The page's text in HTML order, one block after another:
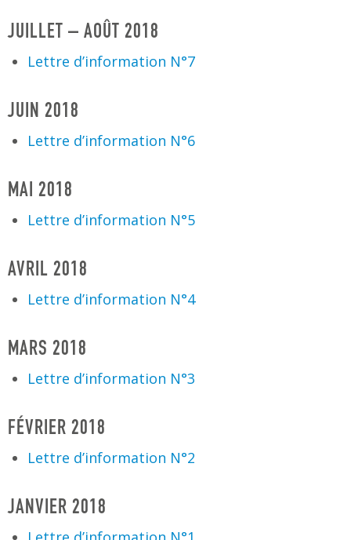
JUILLET – AOÛT 2018
Lettre d’information N°7
JUIN 2018
Lettre d’information N°6
MAI 2018
Lettre d’information N°5
AVRIL 2018
Lettre d’information N°4
MARS 2018
Lettre d’information N°3
FÉVRIER 2018
Lettre d’information N°2
JANVIER 2018